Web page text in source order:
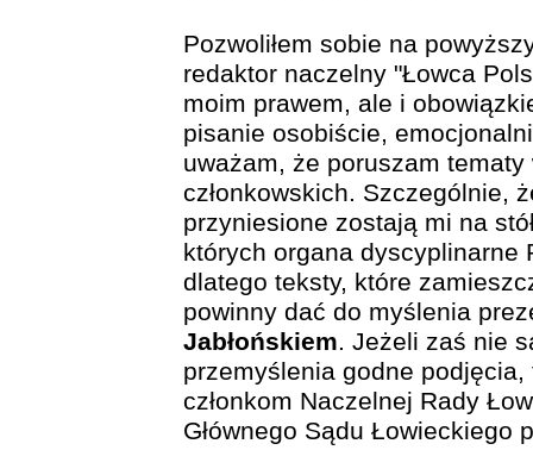
Pozwoliłem sobie na
redaktor naczelny "Łowca
moim prawem, ale i
pisanie osobiście,
uważam, że poruszam
członkowskich. Szczególnie,
przyniesione zostają mi na
których organa dyscyplinarne
dlatego teksty, które
powinny dać do myślenia
Jabłońskiem. Jeżeli zaś nie
przemyślenia godne
członkom Naczelnej Rady
Głównego Sądu Łowieckiego